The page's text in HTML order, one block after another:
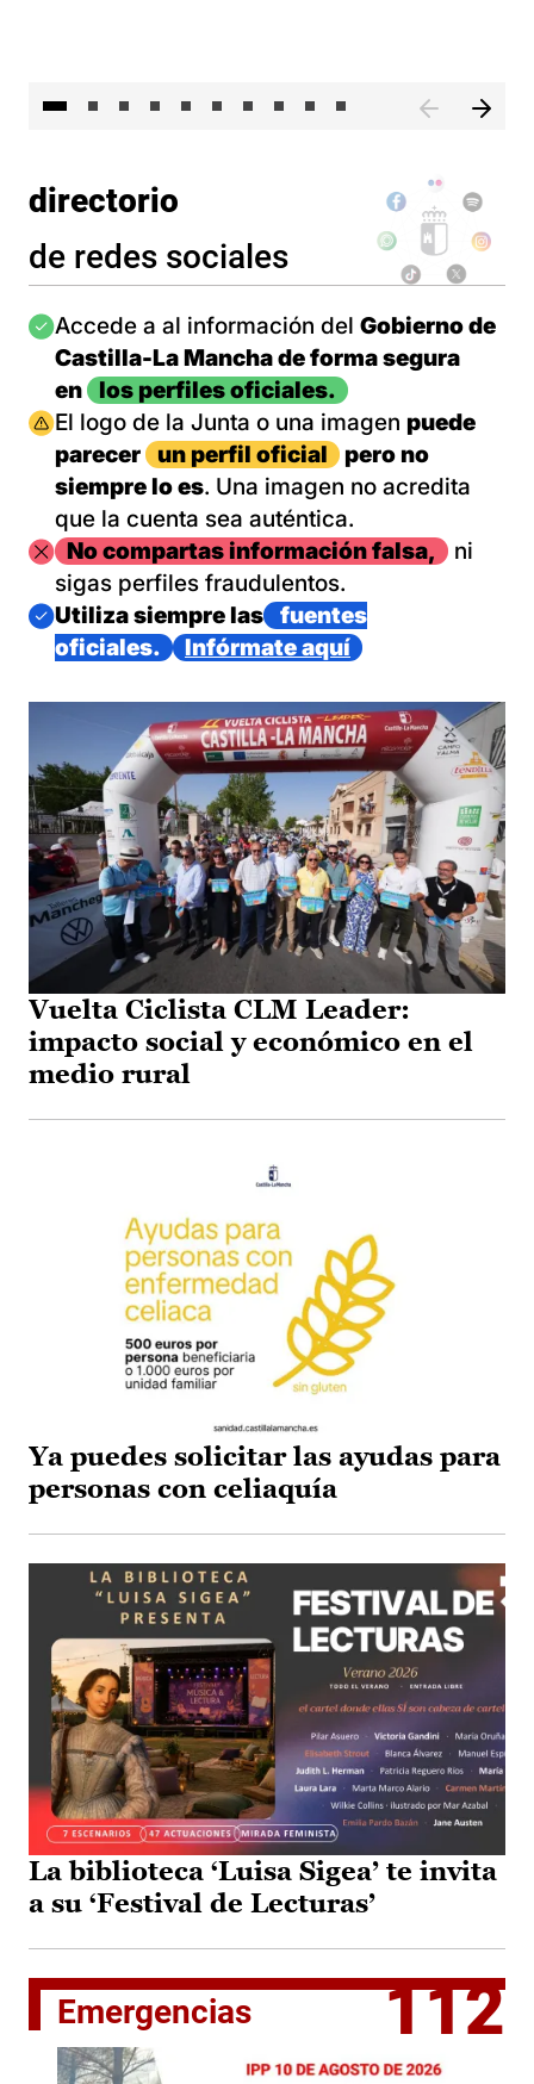
directorio
de redes sociales
Imagen
Accede a al información del Gobierno de
Castilla-La Mancha de forma segura
en
los perfiles oficiales.
Imagen
El logo de la Junta o una imagen puede
parecer
un perfil oficial
pero no
siempre lo es. Una imagen no acredita
que la cuenta sea auténtica.
ImagenNo compartas información falsa,
ni
sigas perfiles fraudulentos.
Imagen
Utiliza siempre las
fuentes
oficiales.
Infórmate aquí
Vuelta Ciclista CLM Leader:
impacto social y económico en el
medio rural
Ya puedes solicitar las ayudas para
personas con celiaquía
La biblioteca ‘Luisa Sigea’ te invita
a su ‘Festival de Lecturas’
Emergencias 112